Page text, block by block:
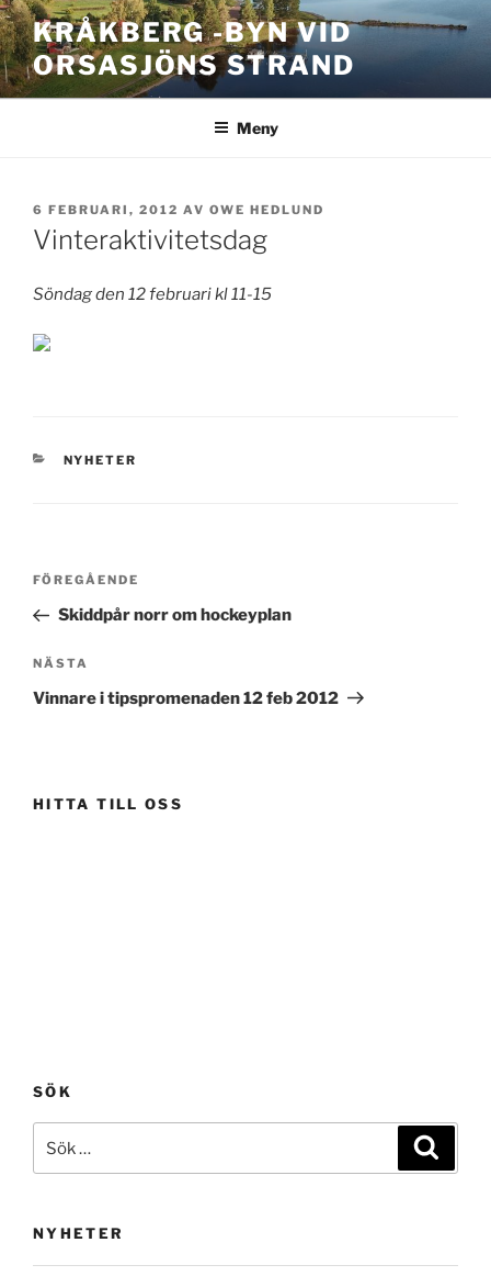
Hoppa
till
innehåll
KRÅKBERG -BYN VID
ORSASJÖNS STRAND
Meny
PUBLICERAT
6 FEBRUARI, 2012 AV OWE HEDLUND
Vinteraktivitetsdag
Söndag den 12 februari kl 11-15
KATEGORIER
NYHETER
Inläggsnavigering
Föregående
inlägg
FÖREGÅENDE
Skiddpår norr om hockeyplan
Nästa
inlägg
NÄSTA
Vinnare i tipspromenaden 12 feb 2012
HITTA TILL OSS
SÖK
efter:
NYHETER